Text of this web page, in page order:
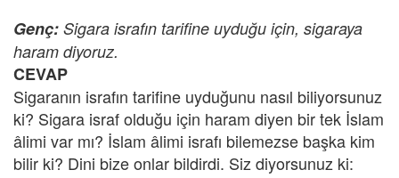
Genç: Sigara israfın tarifine uyduğu için, sigaraya
haram diyoruz.
CEVAP
Sigaranın israfın tarifine uyduğunu nasıl biliyorsunuz
ki? Sigara israf olduğu için haram diyen bir tek İslam
âlimi var mı? İslam âlimi israfı bilemezse başka kim
bilir ki? Dini bize onlar bildirdi. Siz diyorsunuz ki: